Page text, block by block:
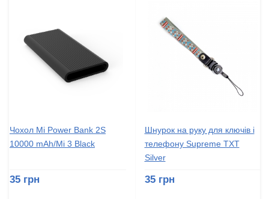
Чохол Mi Power Bank 2S
10000 mAh/Mi 3 Black
35 грн
Шнурок на руку для ключів і
телефону Supreme TXT
Silver
35 грн